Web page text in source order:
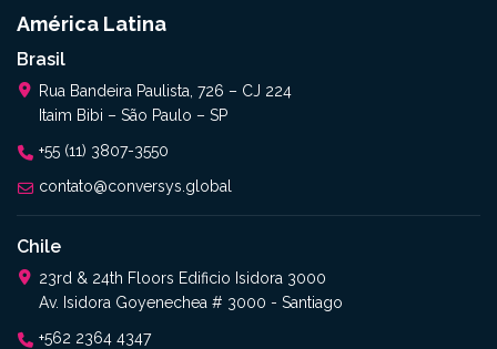
América Latina
Brasil
Rua Bandeira Paulista, 726 – CJ 224
Itaim Bibi – São Paulo – SP
+55 (11) 3807-3550
contato@conversys.global
Chile
23rd & 24th Floors Edificio Isidora 3000
Av. Isidora Goyenechea # 3000 - Santiago
+562 2364 4347​